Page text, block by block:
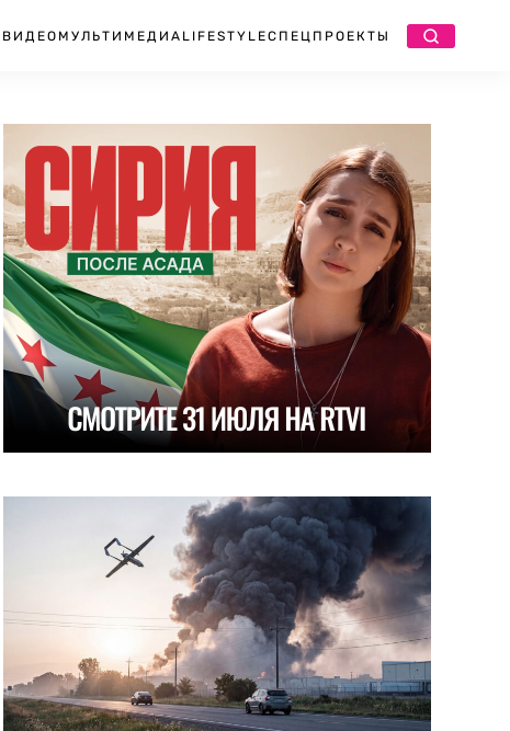
ВИДЕО МУЛЬТИМЕДИА LIFESTYLEСПЕЦПРОЕКТЫ